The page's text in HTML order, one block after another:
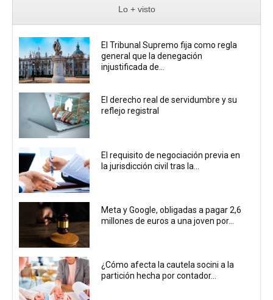
Lo + visto
El Tribunal Supremo fija como regla
general que la denegación
injustificada de...
El derecho real de servidumbre y su
reflejo registral
El requisito de negociación previa en
la jurisdicción civil tras la...
Meta y Google, obligadas a pagar 2,6
millones de euros a una joven por...
¿Cómo afecta la cautela socini a la
partición hecha por contador...